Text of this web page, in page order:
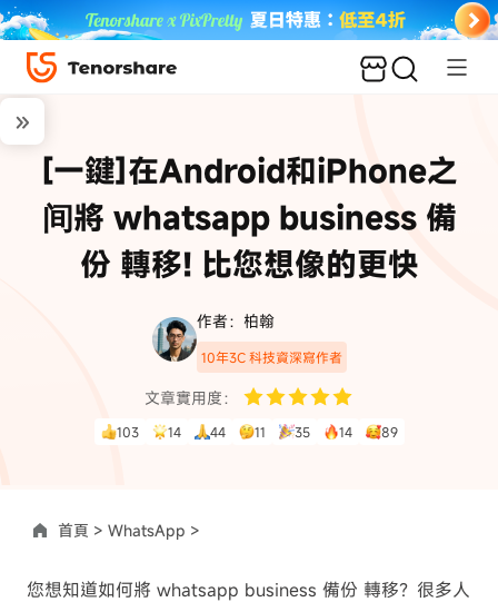
[一鍵]在Android和iPhone之
间將 whatsapp business 備
份 轉移! 比您想像的更快
作者：柏翰
10年3C 科技資深寫作者
文章實用度：
103 14 44 11 35 14 89
首頁 > WhatsApp >
您想知道如何將 whatsapp business 備份 轉移？很多人